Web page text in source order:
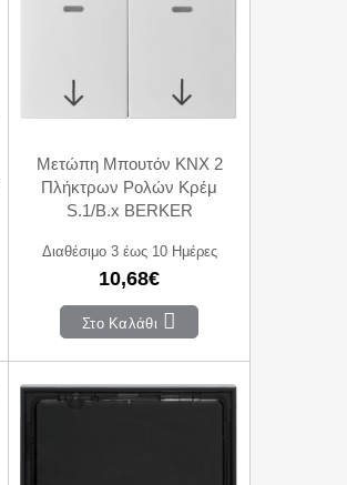
Μετώπη Μπουτόν KNX 2
Πλήκτρων Ρολών Κρέμ
S.1/B.x BERKER
Διαθέσιμο 3 έως 10 Ημέρες
10,68€
Στο Καλάθι